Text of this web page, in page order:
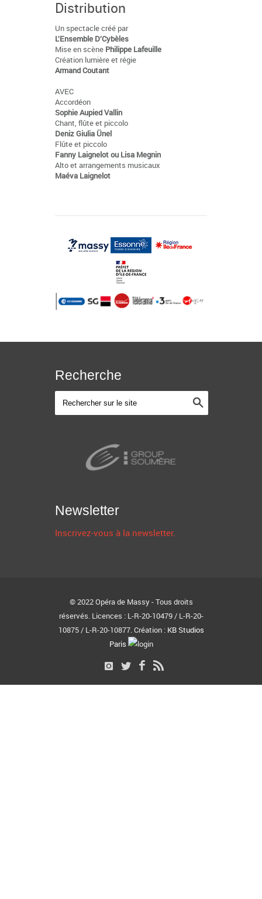
Distribution
Un spectacle créé par
L’Ensemble D’Cybèles
Mise en scène Philippe Lafeuille
Création lumière et régie
Armand Coutant
AVEC
Accordéon
Sophie Aupied Vallin
Chant, flûte et piccolo
Deniz Giulia Ünel
Flûte et piccolo
Fanny Laignelot ou Lisa Megnin
Alto et arrangements musicaux
Maéva Laignelot
Recherche
Newsletter
Inscrivez-vous à la newsletter.
© 2022 Opéra de Massy - Tous droits
réservés. Licences : L-R-20-10479 / L-R-20-
10875 / L-R-20-10877. Création : KB Studios
Paris